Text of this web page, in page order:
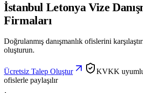
İstanbul Letonya Vize
Firmaları
Doğrulanmış danışmanlık ofislerini
oluşturun.
Ücretsiz Talep Oluştur
KVKK uyumlu
ofislerle paylaşılır